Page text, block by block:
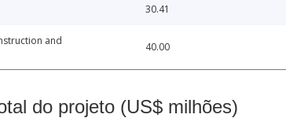
30.41
and
40.00
do projeto (US$ milhões)